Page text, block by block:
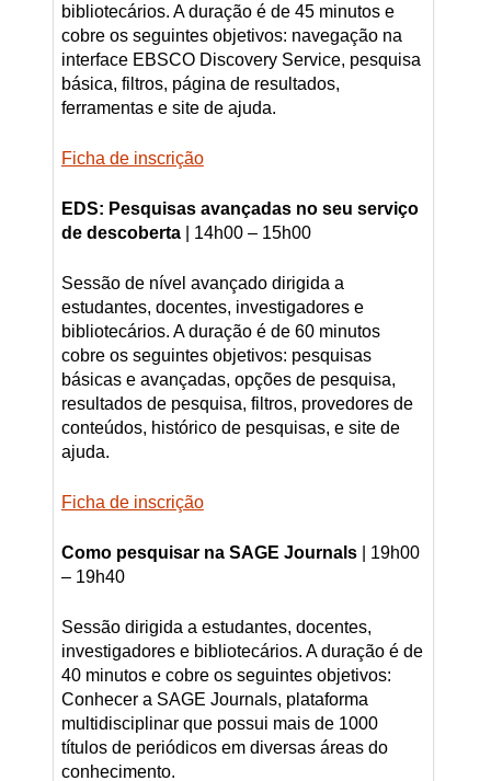
bibliotecários. A duração é de 45 minutos e
cobre os seguintes objetivos: navegação na
interface EBSCO Discovery Service, pesquisa
básica, filtros, página de resultados,
ferramentas e site de ajuda.
Ficha de inscrição
EDS: Pesquisas avançadas no seu serviço
de descoberta| 14h00 – 15h00
Sessão de nível avançado dirigida a
estudantes, docentes, investigadores e
bibliotecários. A duração é de 60 minutos
cobre os seguintes objetivos: pesquisas
básicas e avançadas, opções de pesquisa,
resultados de pesquisa, filtros, provedores de
conteúdos, histórico de pesquisas, e site de
ajuda.
Ficha de inscrição
Como pesquisar na SAGE Journals
| 19h00
– 19h40
Sessão dirigida a estudantes, docentes,
investigadores e bibliotecários. A duração é de
40 minutos e cobre os seguintes objetivos:
Conhecer a SAGE Journals, plataforma
multidisciplinar que possui mais de 1000
títulos de periódicos em diversas áreas do
conhecimento.